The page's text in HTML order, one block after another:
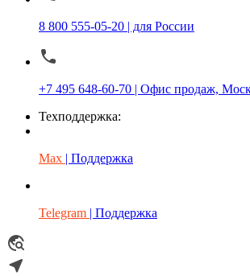
8 800 555-05-20 | для России
+7 495 648-60-70 | Офис продаж,
Техподдержка:
Max | Поддержка
Telegram | Поддержка